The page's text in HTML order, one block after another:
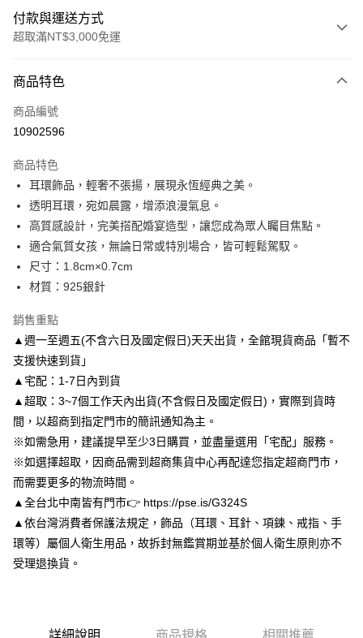
付款與運送方式
超取滿NT$3,000免運
信用卡一次付款
信用卡分期付款
合作金庫商業銀行
華南商業銀行
彰化商業銀行
上海商業儲蓄銀行
台北富邦商業銀行
國泰世華商業銀行
兆豐國際商業銀行
臺灣中小企業銀行
台中商業銀行
匯豐（台灣）商業銀行
聯邦商業銀行
元大商業銀行
台新國際商業銀行
台灣樂天信用卡公司
6 期 0 利率 每期
華南商業銀行
彰化商業銀行
上海商業儲蓄銀行
台北富邦商業銀行
國泰世華商業銀行
兆豐國際商業銀行
臺灣中小企業銀行
匯豐（台灣）商業銀行
元大商業銀行
玉山商業銀行
星展（台灣）商業銀行
台新國際商業銀行
台灣樂天信用卡公司
LINE Pay
Apple Pay
街口支付
悠遊付
Google Pay
【關於「AFTEE先享後付」】
AFTEE先享後付是「在收到商品之後才付款」的支付方式。 讓您購物簡單
便利好安心！
１．簡單：不需註冊會員、不需綁卡、不需儲值。
２．便利：只要手機號碼，簡訊認證，即可結帳。
３．安心：先確認商品／服務後，再付款。
【「AFTEE先享後付」結帳流程】
１．於結帳方式選擇「AFTEE先享後付」後，將跳轉至「AFTEE先享後付」
結帳頁面，進行簡訊認證並確認金額後，即可完成結帳。
２．訂單成立數日內，您將收到繳費通知簡訊。
３．收到繳費通知簡訊後14天內，點擊此簡訊中的連結，可透過四大超商／
ATM／網路銀行／等多元方式進行付款，方視為交易完成。
ATM付款
運送方式
付款後全家取貨
每筆NT$80，滿NT$3,000(含以上)免運費
付款後7-11取貨
每筆NT$80，滿NT$3,000(含以上)免運費
宅配
商品特色
商品編號
10902596
商品特色
耳環飾品，輕奢不張揚，展現永恆經典之美。
透明耳環，宛如晨露，增添浪漫氣息。
高質感設計，完美搭配婚宴造型，讓您成為眾人矚目焦點。
適合氣質女孩，無論日常或特別場合，皆可輕鬆駕馭。
尺寸：1.8cm×0.7cm
材質：925銀針
銷售重點
▲週一至週五(不含六日及國定假日)天天出貨，全館現貨商品「暫不
支援快速到貨」
▲宅配：1-7日內到貨
▲超取：3~7個工作天內出貨(不含假日及國定假日)，實際到貨時
間，以超商到指定門市的簡訊通知為主。
※如需急用，建議提早至少3日購買，並盡量選用「宅配」服務。
※如選擇超取，因商品需到超商集貨中心再配達您指定超商門市，
而需要更多的物流時間。
▲全台北中南皆有門市👉 https://pse.is/G324S
▲依台灣消費者保護法規定，飾品（耳環、耳針、項鍊、戒指、手
環等）屬個人衛生用品，故拆封無鑑賞期並基於個人衛生原則亦不
受理退換貨。
詳細說明 商品規格 相關推薦